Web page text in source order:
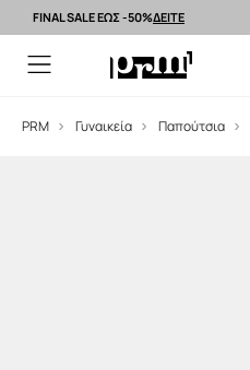
FINAL SALE ΕΩΣ -50%ΔΕΙΤΕ
PRM Γυναικεία Παπούτσια